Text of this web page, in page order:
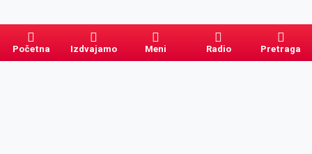
Početna Izdvajamo Meni Radio Pretraga